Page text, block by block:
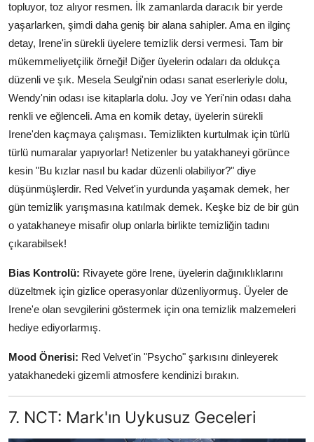
topluyor, toz alıyor resmen. İlk zamanlarda daracık bir yerde
yaşarlarken, şimdi daha geniş bir alana sahipler. Ama en ilginç
detay, Irene'in sürekli üyelere temizlik dersi vermesi. Tam bir
mükemmeliyetçilik örneği! Diğer üyelerin odaları da oldukça
düzenli ve şık. Mesela Seulgi'nin odası sanat eserleriyle dolu,
Wendy'nin odası ise kitaplarla dolu. Joy ve Yeri'nin odası daha
renkli ve eğlenceli. Ama en komik detay, üyelerin sürekli
Irene'den kaçmaya çalışması. Temizlikten kurtulmak için türlü
türlü numaralar yapıyorlar! Netizenler bu yatakhaneyi görünce
kesin "Bu kızlar nasıl bu kadar düzenli olabiliyor?" diye
düşünmüşlerdir. Red Velvet'in yurdunda yaşamak demek, her
gün temizlik yarışmasına katılmak demek. Keşke biz de bir gün
o yatakhaneye misafir olup onlarla birlikte temizliğin tadını
çıkarabilsek!
Bias Kontrolü: Rivayete göre Irene, üyelerin dağınıklıklarını
düzeltmek için gizlice operasyonlar düzenliyormuş. Üyeler de
Irene'e olan sevgilerini göstermek için ona temizlik malzemeleri
hediye ediyorlarmış.
Mood Önerisi: Red Velvet'in "Psycho" şarkısını dinleyerek
yatakhanedeki gizemli atmosfere kendinizi bırakın.
7. NCT: Mark'ın Uykusuz Geceleri